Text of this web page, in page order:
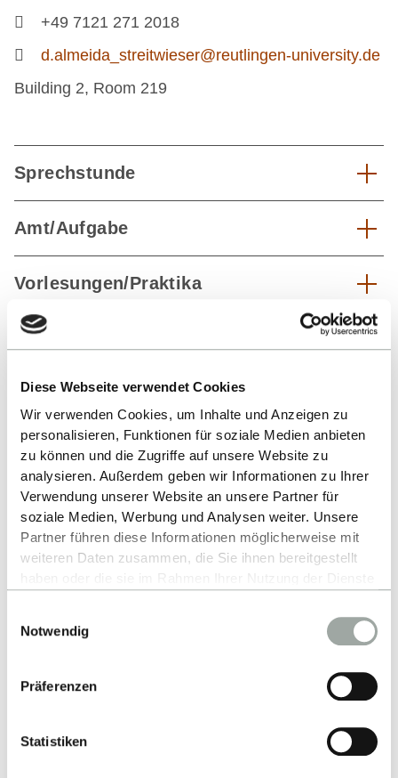
Diese Webseite verwendet Cookies
Wir verwenden Cookies, um Inhalte und Anzeigen zu
personalisieren, Funktionen für soziale Medien anbieten
zu können und die Zugriffe auf unsere Website zu
analysieren. Außerdem geben wir Informationen zu Ihrer
Verwendung unserer Website an unsere Partner für
soziale Medien, Werbung und Analysen weiter. Unsere
Partner führen diese Informationen möglicherweise mit
weiteren Daten zusammen, die Sie ihnen bereitgestellt
Alles zum Thema Cookies und personenbezogene
Datenverarbeitung entnehmen Sie unserer
Notwendig
Präferenzen
Statistiken
+49 7121 271 2018
d.almeida_streitwieser@reutlingen-university.de
Building 2, Room 219
Sprechstunde
Amt/Aufgabe
Vorlesungen/Praktika
Schwerpunkte
Vita
Publications